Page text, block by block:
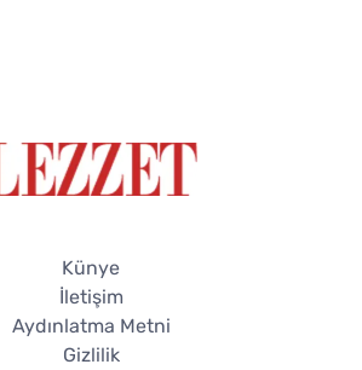
Künye
İletişim
Aydınlatma Metni
Gizlilik